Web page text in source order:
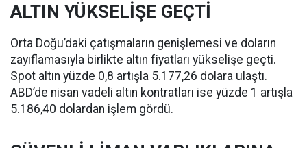
ALTIN YÜKSELİŞE GEÇTİ
Orta Doğu’daki çatışmaların genişlemesi ve doların
zayıflamasıyla birlikte altın fiyatları yükselişe geçti.
Spot altın yüzde 0,8 artışla 5.177,26 dolara ulaştı.
ABD’de nisan vadeli altın kontratları ise yüzde 1 artışla
5.186,40 dolardan işlem gördü.